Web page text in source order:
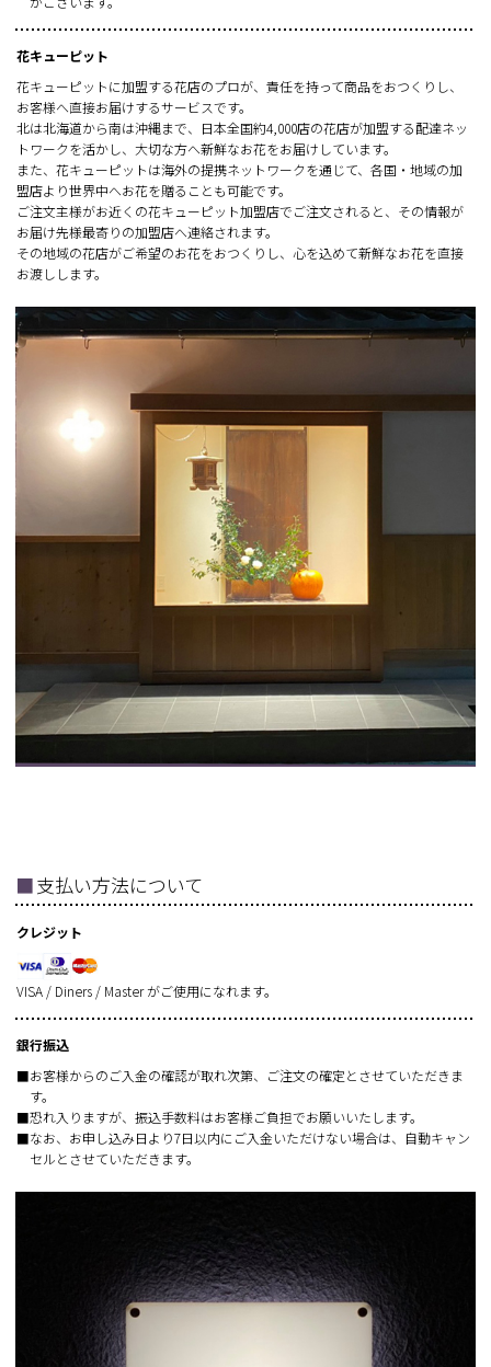
花キューピット
花キューピットに加盟する花店のプロが、責任を持って商品をおつくりし、
お客様へ直接お届けするサービスです。
北は北海道から南は沖縄まで、日本全国約4,000店の花店が加盟する配達ネッ
トワークを活かし、大切な方へ新鮮なお花をお届けしています。
また、花キューピットは海外の提携ネットワークを通じて、各国・地域の加
盟店より世界中へお花を贈ることも可能です。
ご注文主様がお近くの花キューピット加盟店でご注文されると、その情報が
お届け先様最寄りの加盟店へ連絡されます。
その地域の花店がご希望のお花をおつくりし、心を込めて新鮮なお花を直接
お渡しします。
■支払い方法について
クレジット
VISA / Diners / Master がご使用になれます。
銀行振込
■お客様からのご入金の確認が取れ次第、ご注文の確定とさせていただきま
す。
■恐れ入りますが、振込手数料はお客様ご負担でお願いいたします。
■なお、お申し込み日より7日以内にご入金いただけない場合は、自動キャン
セルとさせていただきます。